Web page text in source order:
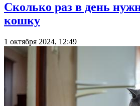
Сколько раз в день
кошку
1 октября 2024, 12:49